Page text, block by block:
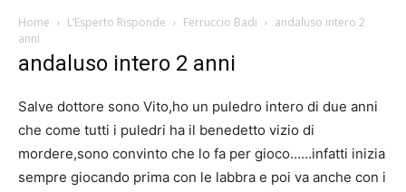
Home L’Esperto Risponde Ferruccio Badi
andaluso intero 2
anni
andaluso intero 2 anni
Salve dottore sono Vito,ho un puledro intero di due anni
che come tutti i puledri ha il benedetto vizio di
mordere,sono convinto che lo fa per gioco……infatti inizia
sempre giocando prima con le labbra e poi va anche con i